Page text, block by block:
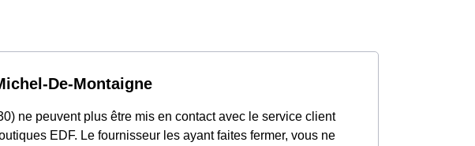
De-Montaigne
ne peuvent plus être mis en contact avec le service client
EDF. Le fournisseur les ayant faites fermer, vous ne